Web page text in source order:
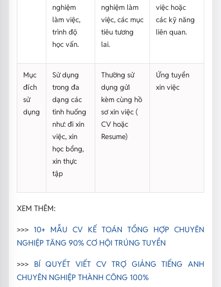
nghiệm
làm việc,
trình độ
học vấn.
nghiệm làm
việc, các mục
tiêu tương
lai.
việc hoặc
các kỹ năng
liên quan.
Mục
đích
sử
dụng
Sử dụng
trong đa
dạng các
tình huống
như: đi xin
việc, xin
học bổng,
xin thực
tập
Thường sử
dụng gửi
kèm cùng hồ
sơ xin việc (
CV hoặc
Resume)
Ứng tuyển
xin việc
XEM THÊM:
>>> 10+ MẪU CV KẾ TOÁN TỔNG HỢP CHUYÊN
NGHIỆP TĂNG 90% CƠ HỘI TRÚNG TUYỂN
>>> BÍ QUYẾT VIẾT CV TRỢ GIẢNG TIẾNG ANH
CHUYÊN NGHIỆP THÀNH CÔNG 100%